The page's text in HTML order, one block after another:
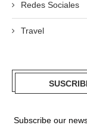
Redes Sociales
Travel
Subscribe our